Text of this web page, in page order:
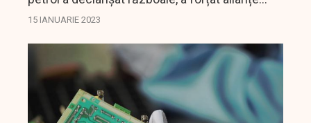
neobișnuite și a provocat dispute diplomatice.
15 IANUARIE 2023